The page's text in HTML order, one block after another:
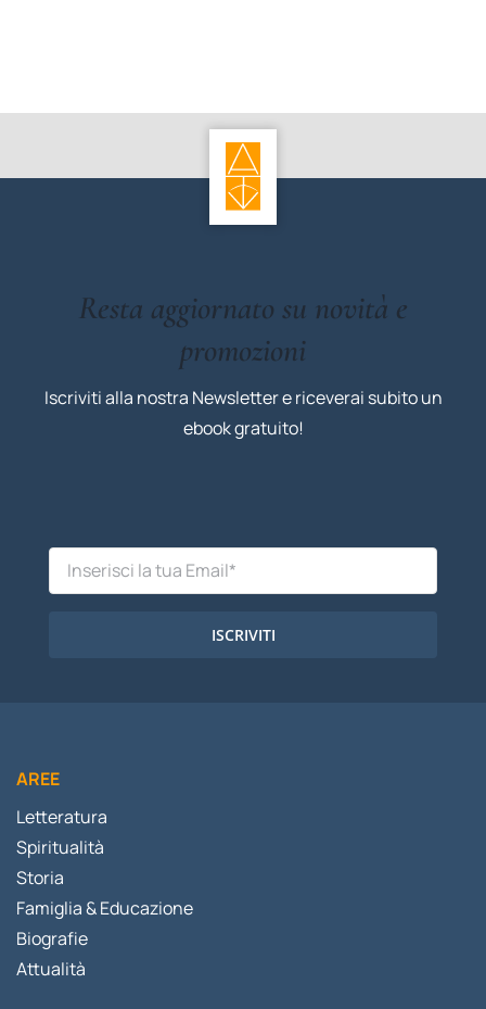
Resta aggiornato su novità e
promozioni
Iscriviti alla nostra Newsletter e riceverai subito un
ebook gratuito!
ISCRIVITI
AREE
Letteratura
Spiritualità
Storia
Famiglia & Educazione
Biografie
Attualità